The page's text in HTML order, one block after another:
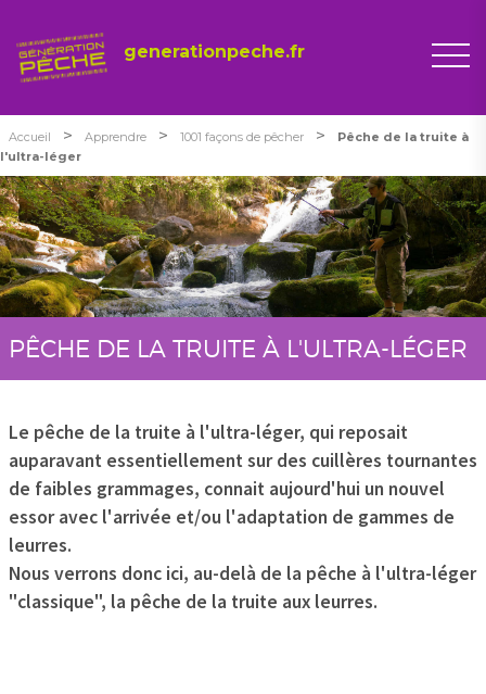
generationpeche.fr
Accueil > Apprendre > 1001 façons de pêcher >
Pêche de la truite à
l'ultra-léger
PÊCHE DE LA TRUITE À L'ULTRA-LÉGER
Le pêche de la truite à l'ultra-léger, qui reposait
auparavant essentiellement sur des cuillères tournantes
de faibles grammages, connait aujourd'hui un nouvel
essor avec l'arrivée et/ou l'adaptation de gammes de
leurres.
Nous verrons donc ici, au-delà de la pêche à l'ultra-léger
"classique", la pêche de la truite aux leurres.